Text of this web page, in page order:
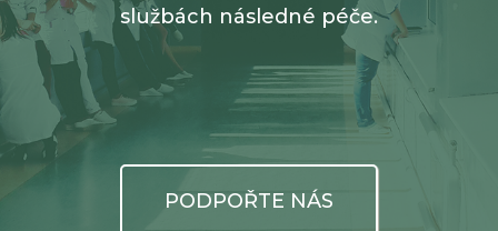
STUDENTI
službách následné péče.
PODPOŘTE NÁS